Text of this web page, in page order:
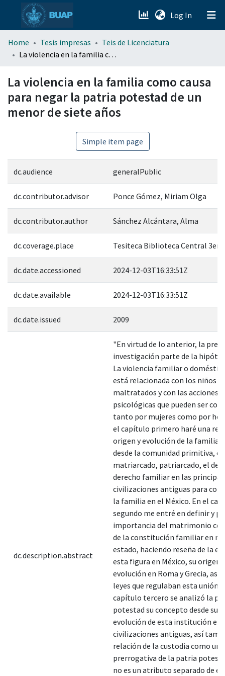
Log In (current)
menu.section.about_menu
Home Tesis impresas
Teis de Licenciatura
La violencia en la familia como causa para negar la patria potestad de un menor de siete años
La violencia en la familia como causa
para negar la patria potestad de un
menor de siete años
Simple item page
dc.audience generalPublic
dc.contributor.advisor Ponce Gómez, Miriam Olga
dc.contributor.author Sánchez Alcántara, Alma
dc.coverage.place Tesiteca Biblioteca Central 3er
dc.date.accessioned 2024-12-03T16:33:51Z
dc.date.available 2024-12-03T16:33:51Z
dc.date.issued 2009
dc.description.abstract
"En virtud de lo anterior, la
investigación parte de la
La violencia familiar o
está relacionada con los niños
maltratados y con las acciones
psicológicas que pueden ser
tanto por mujeres como por
el capítulo primero haré una
origen y evolución de la familia,
desde la comunidad primitiva, el
matriarcado, patriarcado, el
derecho familiar en las
civilizaciones antiguas para
la familia en el México. En el
segundo me entré en definir y
importancia del matrimonio
de la constitución familiar en
estado, haciendo reseña de la
esta figura en México, su origen y
evolución en Roma y Grecia, así
leyes que regulaban esta unión.
capítulo tercero se analizó la
potestad su concepto desde su
evolución de esta institución en
civilizaciones antiguas, así
relación de la custodia como una
prerrogativa de la patria
no es un atributo separado de